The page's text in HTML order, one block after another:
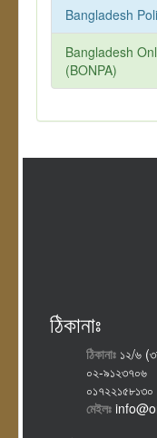
Bangladesh
Bangladesh
(BONPA)
ঠিকানাঃ
ঠিকানাঃ ১২/৬
০২-৯১২৩৭০৬
০১৭২২১৫৮১৩০
মেইলঃ